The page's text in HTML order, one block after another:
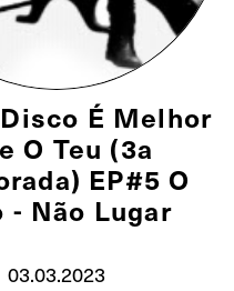
É Melhor
O Teu (3a
EP#5 O
- Não Lugar
03.03.2023